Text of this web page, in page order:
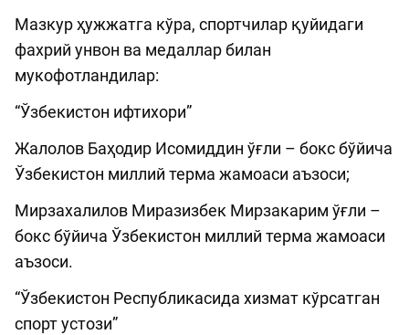
Мазкур ҳужжатга кўра, спортчилар қуйидаги
фахрий унвон ва медаллар билан
мукофотландилар:
“Ўзбекистон ифтихори”
Жалолов Баҳодир Исомиддин ўғли – бокс бўйича
Ўзбекистон миллий терма жамоаси аъзоси;
Мирзахалилов Миразизбек Мирзакарим ўғли –
бокс бўйича Ўзбекистон миллий терма жамоаси
аъзоси.
“Ўзбекистон Республикасида хизмат кўрсатган
спорт устози”